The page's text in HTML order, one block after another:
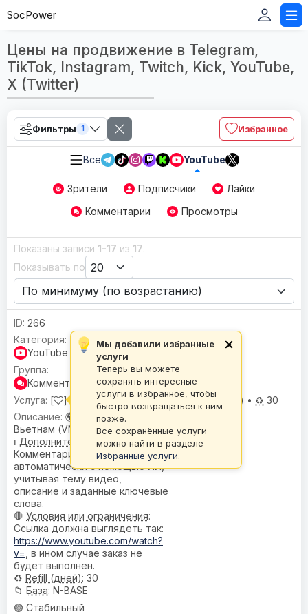
SocPower
Цены на продвижение в Telegram,
TikTok, Instagram, Twitch, Kick, YouTube,
X (Twitter)
Фильтры 1 Избранное
Все YouTube
Зрители Подписчики
Лайки
Комментарии
Просмотры
Показаны записи 1-17 из 17.
Показывать по
266
YouTube
Комментарии
[
] Комментарии |🌍 Гео:Вьетнам (VN) • ♻️ 30
🌍
География
Вьетнам (VN)
ℹ️ Дополнительное описание:
Комментарии формируются
автоматически с помощью ИИ,
учитывая тему видео,
описание и заданные ключевые
слова.
🛑 Условия или ограничения:
Ссылка должна выглядеть так:
https://www.youtube.com/watch?
v= , в ином случае заказ не
будет выполнен.
♻️ Refill (дней): 30
📁 База: N-BASE
🟢 Стабильный
Мы добавили избранные
услуги
Теперь вы можете
сохранять интересные
услуги в избранное, чтобы
быстро возвращаться к ним
позже.
Все сохранённые услуги
можно найти в разделе
Избранные услуги.
×